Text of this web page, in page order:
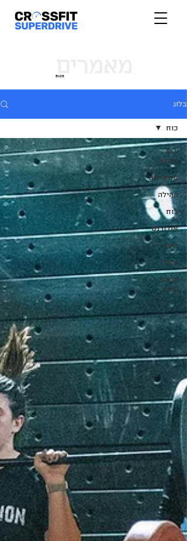
מאמרים
blog
בלוג
All
Posts
מתחילים
קהילה
כוח
אנדורנס
ריצה
סקיל
כתבו
עלינו
כוח